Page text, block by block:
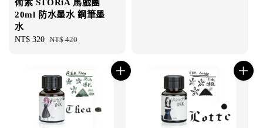
術紫 STORiA 馬戲團
20ml 防水墨水 鋼筆墨
水
Sale
NT$ 320 Regular
NT$ 420